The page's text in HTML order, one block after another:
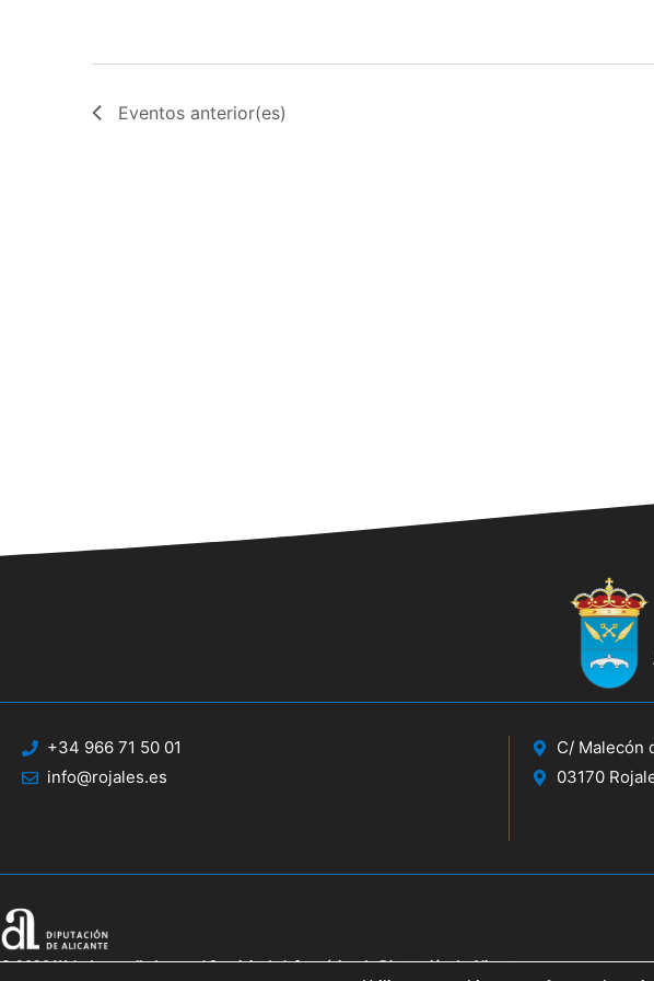
Eventos anterior(es)
+34 966 71 50 01
info@rojales.es
C/ Malecón
03170
© 2020 Web desarrollada por el Servicio de Informática de Diputación de Alicante